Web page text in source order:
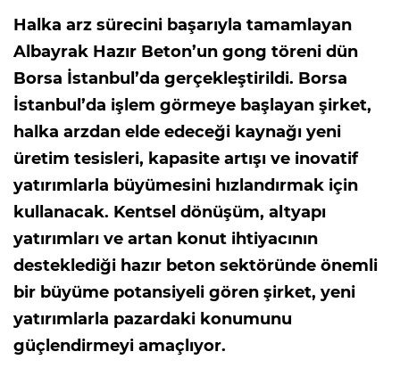
Halka arz sürecini başarıyla tamamlayan
Albayrak Hazır Beton’un gong töreni dün
Borsa İstanbul’da gerçekleştirildi. Borsa
İstanbul’da işlem görmeye başlayan şirket,
halka arzdan elde edeceği kaynağı yeni
üretim tesisleri, kapasite artışı ve inovatif
yatırımlarla büyümesini hızlandırmak için
kullanacak. Kentsel dönüşüm, altyapı
yatırımları ve artan konut ihtiyacının
desteklediği hazır beton sektöründe önemli
bir büyüme potansiyeli gören şirket, yeni
yatırımlarla pazardaki konumunu
güçlendirmeyi amaçlıyor.